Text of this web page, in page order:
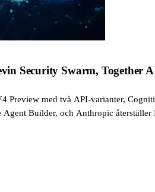
Security Swarm, Together
Preview med två API-varianter,
Builder, och Anthropic